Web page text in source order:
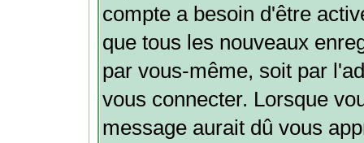
compte a besoin d'être
que tous les nouveaux
par vous-même, soit par
vous connecter. Lorsque
message aurait dû vous